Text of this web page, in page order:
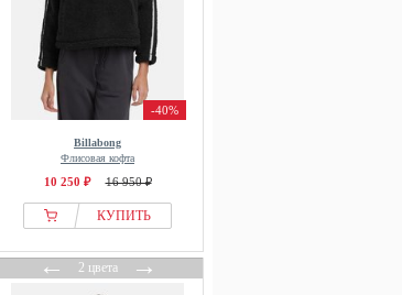
-40%
Billabong
Флисовая кофта
10 250 ₽ 16 950 ₽
КУПИТЬ
←2 цвета→